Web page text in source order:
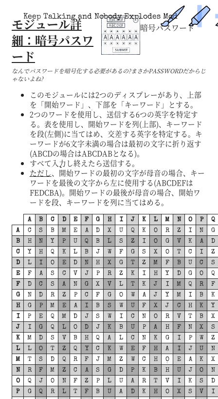
Keep Talking and Nobody Explodes Mod
暗号パスワード
モジュール詳
細：暗号パスワ
ード
なんでパスワードを暗号化する必要があるの?まさかPASSWORDだからじ
ゃないよね?
このモジュールには2つのディスプレーがあり、上部
を「開始ワード」、下部を「キーワード」とする。
2つのワードを使用し、送信する6つの英字を特定す
る。表を使用し、開始ワードを列(上部)、キーワード
を段(左側)に当てはめ、交差する英字を特定する。キ
ーワードが6文字未満の場合は最初の文字に折り返す
(ABCDの場合はABCDABとなる)。
すべて入力し終えたら送信する。
ただし、開始ワードの最初の文字が母音の場合、キー
ワードを最後の文字から左に使用する(ABCDEFは
FEDCBA)。開始ワードの最後が母音の場合、開始ワ
ードを段、キーワードを列に当てはめる。
A B C D E F G H I J K L M N O P
Q
A
C S B M E A D X U Q K O R Z I N
G
B
H N Y P U Q B L S Z I O G V K A
D
C
Y H Q K L B J W F G S X O T C I
Z
D
L I O E D N H X G T Z M F B U C
S
E
F A S C V J P R Z K I H Y D G O
Q
F
D C S A N G X V L T K J I M Q R
F
G
N D R Z P C F G O W A J Y M I B
K
H
G P M E A I B S W U F X J C H K
Y
I
P E Q M D J S W I C N O R V T B
X
J
I G Q L O D J K B U P A H F N X
S
K
M D S V B H Q A L C N K G I P W
Z
L
L O T Z Q Y C K W E F H A I J U
N
M
T S D Q R F J M Z W C H O E A K
X
N
R F M Z C A S G D P K B H U J O
N
O
Q J O N F Z P L U A R T V I K S
D
P
G Q R L T F B U A D K H O X S V
I